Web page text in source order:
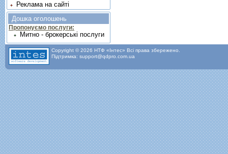
Реклама на сайті
Дошка оголошень
Пропонуємо послуги:
Митно - брокерські послуги
Copyright © 2026 НТФ «Інтес» Всі права збережено.
Підтримка: support@qdpro.com.ua